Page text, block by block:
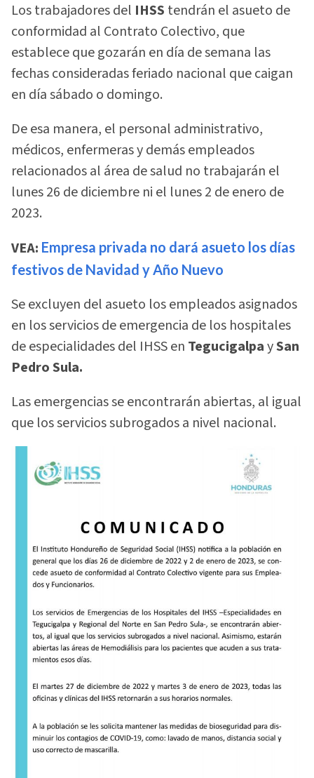
Los trabajadores del IHSS tendrán el asueto de
conformidad al Contrato Colectivo, que
establece que gozarán en día de semana las
fechas consideradas feriado nacional que caigan
en día sábado o domingo.
De esa manera, el personal administrativo,
médicos, enfermeras y demás empleados
relacionados al área de salud no trabajarán el
lunes 26 de diciembre ni el lunes 2 de enero de
2023.
VEA: Empresa privada no dará asueto los días
festivos de Navidad y Año Nuevo
Se excluyen del asueto los empleados asignados
en los servicios de emergencia de los hospitales
de especialidades del IHSS en TegucigalpaySan
Pedro Sula.
Las emergencias se encontrarán abiertas, al igual
que los servicios subrogados a nivel nacional.